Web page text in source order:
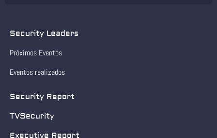
Security Leaders
Próximos Eventos
Eventos realizados
Security Report
TVSecurity
Executive Report